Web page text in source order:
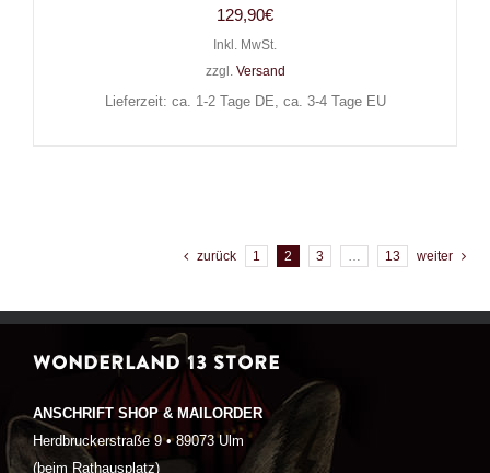
129,90€
Inkl. MwSt.
zzgl. Versand
Lieferzeit: ca. 1-2 Tage DE, ca. 3-4 Tage EU
zurück 1 2 3 13 weiter
WONDERLAND 13 STORE
ANSCHRIFT SHOP & MAILORDER
Herdbruckerstraße 9 • 89073 Ulm
(beim Rathausplatz)